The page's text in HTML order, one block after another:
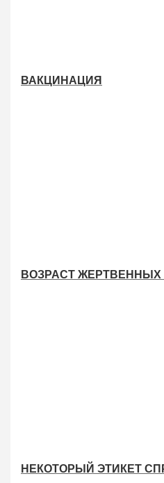
ВАКЦИНАЦИЯ
ВОЗРАСТ
НЕКОТОРЫЙ ЭТИКЕТ